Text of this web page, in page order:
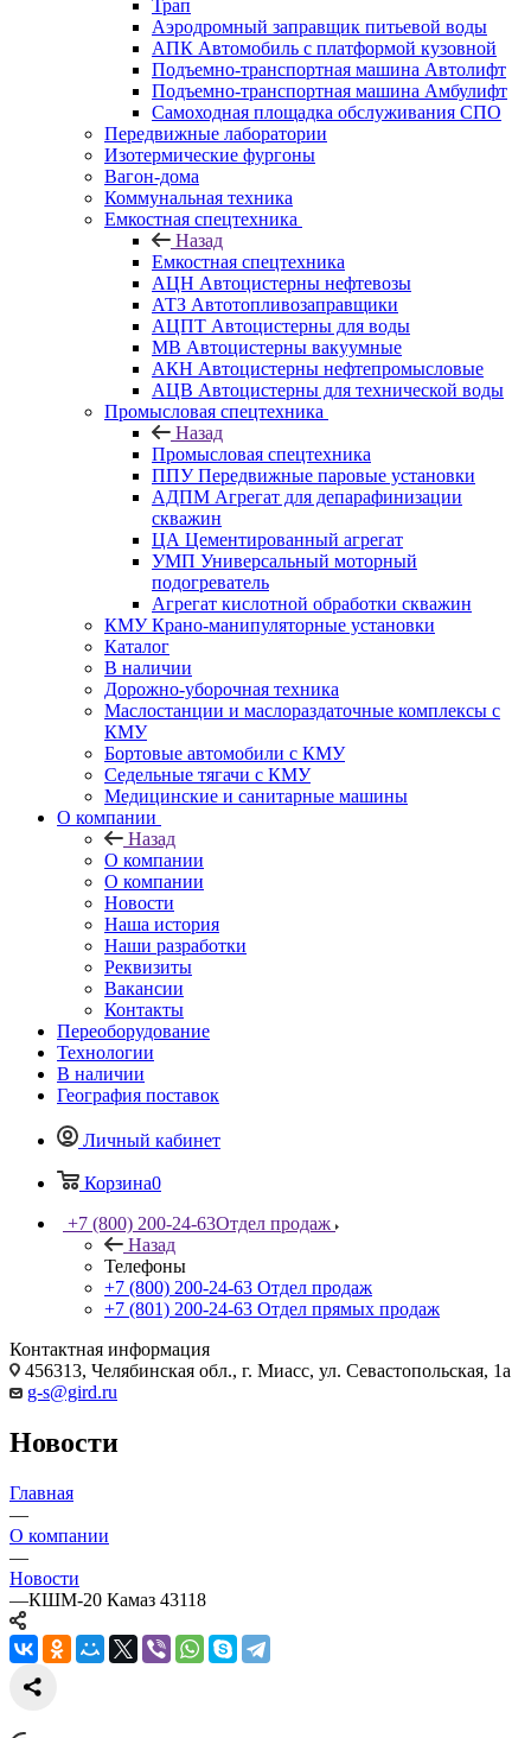
Трап
Аэродромный заправщик питьевой воды
АПК Автомобиль с платформой кузовной
Подъемно-транспортная машина Автолифт
Подъемно-транспортная машина Амбулифт
Самоходная площадка обслуживания СПО
Передвижные лаборатории
Изотермические фургоны
Вагон-дома
Коммунальная техника
Емкостная спецтехника
Назад
Емкостная спецтехника
АЦН Автоцистерны нефтевозы
АТЗ Автотопливозаправщики
АЦПТ Автоцистерны для воды
МВ Автоцистерны вакуумные
АКН Автоцистерны нефтепромысловые
АЦВ Автоцистерны для технической воды
Промысловая спецтехника
Назад
Промысловая спецтехника
ППУ Передвижные паровые установки
АДПМ Агрегат для депарафинизации
скважин
ЦА Цементированный агрегат
УМП Универсальный моторный
подогреватель
Агрегат кислотной обработки скважин
КМУ Крано-манипуляторные установки
Каталог
В наличии
Дорожно-уборочная техника
Маслостанции и маслораздаточные комплексы с
КМУ
Бортовые автомобили с КМУ
Седельные тягачи с КМУ
Медицинские и санитарные машины
О компании
Назад
О компании
О компании
Новости
Наша история
Наши разработки
Реквизиты
Вакансии
Контакты
Переоборудование
Технологии
В наличии
География поставок
Личный кабинет
Корзина0
+7 (800) 200-24-63Отдел продаж
Назад
Телефоны
+7 (800) 200-24-63 Отдел продаж
+7 (801) 200-24-63 Отдел прямых продаж
Контактная информация
456313, Челябинская обл., г. Миасс, ул. Севастопольская, 1а
g-s@gird.ru
Новости
Главная
—
О компании
—
Новости
—КШМ-20 Камаз 43118